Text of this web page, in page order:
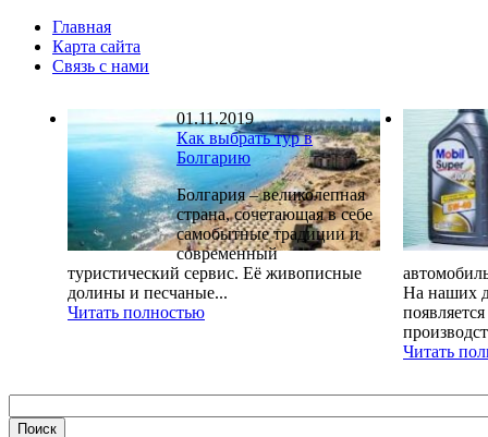
Главная
Карта сайта
Связь с нами
01.11.2019
Как выбрать тур в
Болгарию
Болгария – великолепная
страна, сочетающая в себе
самобытные традиции и
современный
туристический сервис. Её живописные
долины и песчаные...
Читать полностью
На наших
Читать